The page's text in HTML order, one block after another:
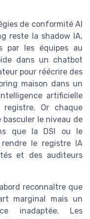
de conformité AI
reste la shadow IA,
par les équipes au
dans un chatbot
pour réécrire des
maison dans un
artificielle
Or chaque
le niveau de
que la DSI ou le
rendre le registre IA
et des auditeurs
reconnaître que
marginal mais un
inadaptée. Les